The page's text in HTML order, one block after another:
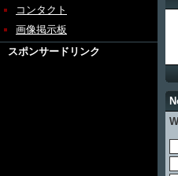
コンタクト
画像掲示板
スポンサードリンク